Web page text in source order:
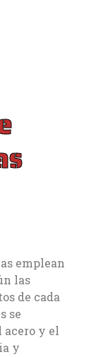
emplean
las
de cada
se
acero y el
y